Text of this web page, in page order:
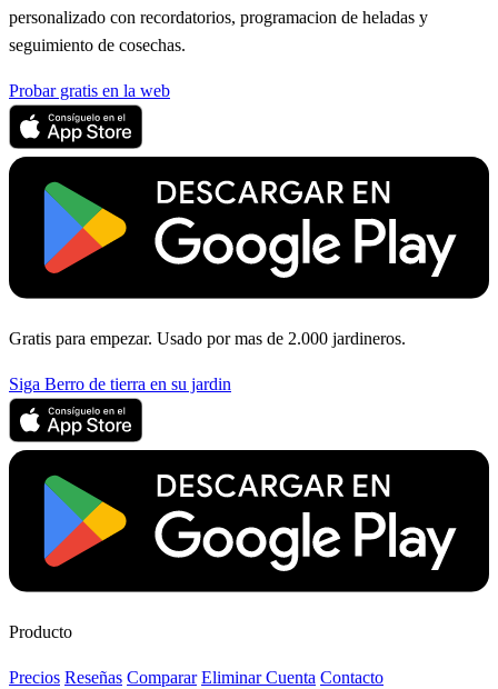
personalizado con recordatorios, programacion de heladas y
seguimiento de cosechas.
Probar gratis en la web
Gratis para empezar. Usado por mas de 2.000 jardineros.
Siga Berro de tierra en su jardin
Producto
Precios Reseñas Comparar Eliminar Cuenta Contacto